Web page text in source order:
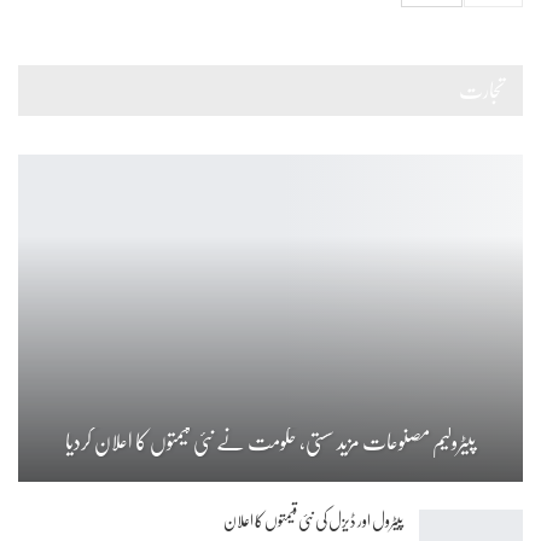
پیٹرولیم مصنوعات مزید سستی، حکومت نے نئی قیمتوں کا اعلان کردیا
پیٹرول اور ڈیزل کی نئی قیمتوں کا اعلان